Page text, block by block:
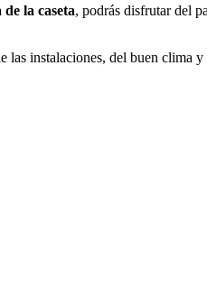
la caseta, podrás disfrutar del
las instalaciones, del buen clima